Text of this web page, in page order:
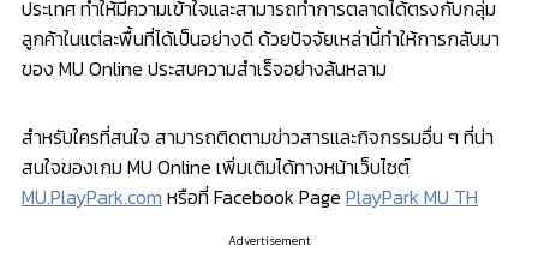
ประเทศ ทำให้มีความเข้าใจและสามารถทำการตลาดได้ตรงกับกลุ่ม
ลูกค้าในแต่ละพื้นที่ได้เป็นอย่างดี ด้วยปัจจัยเหล่านี้ทำให้การกลับมา
ของ MU Online ประสบความสำเร็จอย่างล้นหลาม
สำหรับใครที่สนใจ สามารถติดตามข่าวสารและกิจกรรมอื่น ๆ ที่น่า
สนใจของเกม MU Online เพิ่มเติมได้ทางหน้าเว็บไซต์
MU.PlayPark.com หรือที่ Facebook Page PlayPark MU TH
Advertisement